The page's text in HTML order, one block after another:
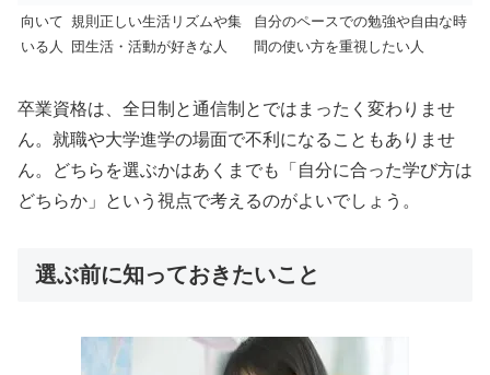
向いて
いる人
規則正しい生活リズムや集
団生活・活動が好きな人
自分のペースでの勉強や自由な時
間の使い方を重視したい人
卒業資格は、全日制と通信制とではまったく変わりませ
ん。就職や大学進学の場面で不利になることもありませ
ん。どちらを選ぶかはあくまでも「自分に合った学び方は
どちらか」という視点で考えるのがよいでしょう。
選ぶ前に知っておきたいこと